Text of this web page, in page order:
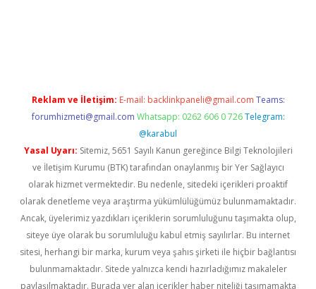
Reklam ve İletişim: E-mail: backlinkpaneli@gmail.com Teams:
forumhizmeti@gmail.com Whatsapp: 0262 606 0 726 Telegram:
@karabul
Yasal Uyarı: Sitemiz, 5651 Sayılı Kanun gereğince Bilgi Teknolojileri
ve İletişim Kurumu (BTK) tarafından onaylanmış bir Yer Sağlayıcı
olarak hizmet vermektedir. Bu nedenle, sitedeki içerikleri proaktif
olarak denetleme veya araştırma yükümlülüğümüz bulunmamaktadır.
Ancak, üyelerimiz yazdıkları içeriklerin sorumluluğunu taşımakta olup,
siteye üye olarak bu sorumluluğu kabul etmiş sayılırlar. Bu internet
sitesi, herhangi bir marka, kurum veya şahıs şirketi ile hiçbir bağlantısı
bulunmamaktadır. Sitede yalnızca kendi hazırladığımız makaleler
paylaşılmaktadır. Burada yer alan içerikler haber niteliği taşımamakta